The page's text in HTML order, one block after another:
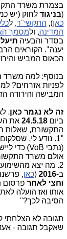
בצמרת משרד
(בניגוד לחוק (יש
כאן), התקשי"ר, ל
המדינה, ולמסמך
בסדר והבעיה
יענה". הקוראים
הכאוס המביש
בנוסף: למה משרד
לפניות אזרחים?
המבישה והירודה
זה לא נגמר כאן.
ביום 24.5.18 את
התקשורת, שאלות
"1. נודע לי, שסלקום הזמינה כמות נכבדה של מוצרי
(נתבי VoB) כדי
אולם משרד
2. מה יצא מהשימוע ל-
ב-2016
(כאן,
וחצי לאחר פרסום
אותו ואז הועלה
הסיבה לכך?"
תגובה לא הצלחתי
שאקבל תגובה -